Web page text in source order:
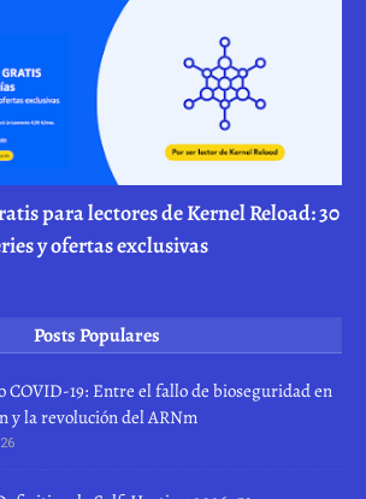
para lectores de Kernel Reload: 30
y ofertas exclusivas
Posts Populares
COVID-19: Entre el fallo de bioseguridad en
y la revolución del ARNm